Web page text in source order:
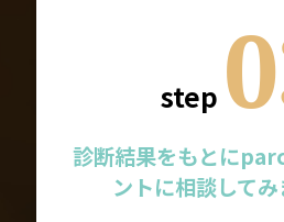
step
診断結果をもとに
ントに相談してみ